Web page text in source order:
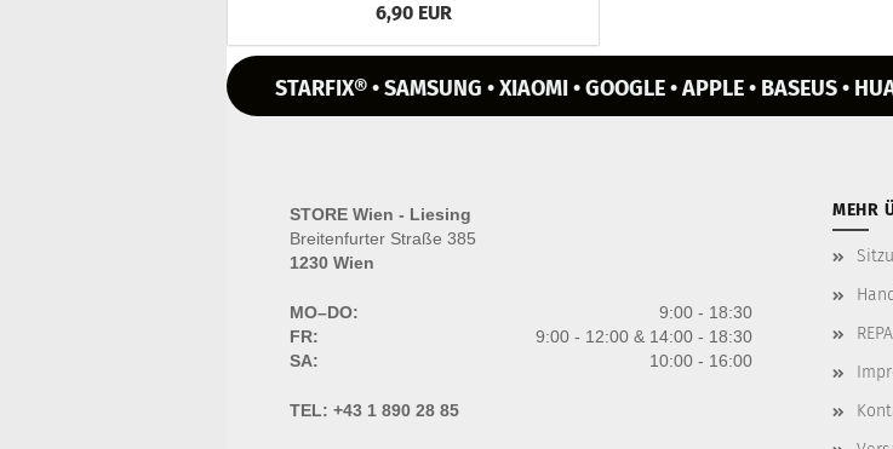
6,90 EUR
STARFIX® • SAMSUNG • XIAOMI • GOOGLE • APPLE • BASEUS •
STORE Wien - Liesing
Breitenfurter Straße 385
1230 Wien
MO–DO:
9:00 - 18:30
FR:
9:00 - 12:00 & 14:00 - 18:30
SA:
10:00 - 16:00
TEL: +43 1 890 28 85
MEHR